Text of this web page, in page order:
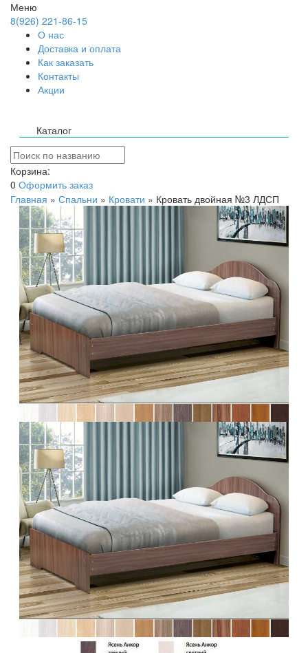
Меню
8(926) 221-86-15
О нас
Доставка и оплата
Как заказать
Контакты
Акции
Каталог
Корзина:
0 Оформить заказ
Главная » Спальни » Кровати » Кровать двойная №3 ЛДСП